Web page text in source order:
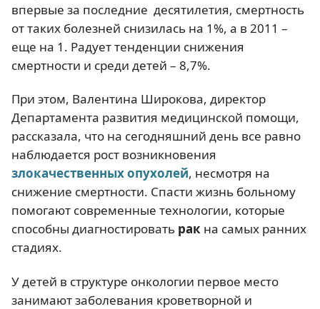
впервые за последние десятилетия, смертность
от таких болезней снизилась на 1%, а в 2011 –
еще на 1. Радует тенденции снижения
смертности и среди детей – 8,7%.
При этом, Валентина Широкова, директор
Департамента развития медицинской помощи,
рассказала, что на сегодняшний день все равно
наблюдается рост возникновения
злокачественных опухолей, несмотря на
снижение смертности. Спасти жизнь больному
помогают современные технологии, которые
способны диагностировать рак на самых ранних
стадиях.
У детей в структуре онкологии первое место
занимают заболевания кроветворной и